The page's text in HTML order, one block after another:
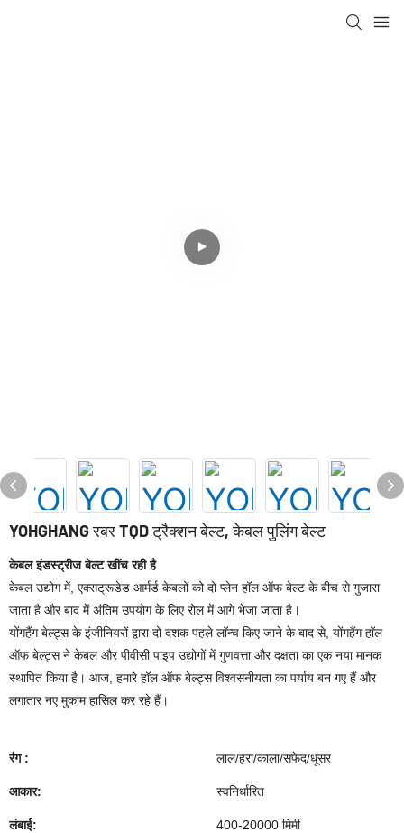
YOHGHANG रबर TQD ट्रैक्शन बेल्ट, केबल पुलिंग बेल्ट
केबल इंडस्ट्रीज बेल्ट खींच रही है
केबल उद्योग में, एक्सट्रूडेड आर्मर्ड केबलों को दो प्लेन हॉल ऑफ बेल्ट के बीच से गुजारा
जाता है और बाद में अंतिम उपयोग के लिए रोल में आगे भेजा जाता है।
योंगहैंग बेल्ट्स के इंजीनियरों द्वारा दो दशक पहले लॉन्च किए जाने के बाद से, योंगहैंग हॉल
ऑफ बेल्ट्स ने केबल और पीवीसी पाइप उद्योगों में गुणवत्ता और दक्षता का एक नया मानक
स्थापित किया है। आज, हमारे हॉल ऑफ बेल्ट्स विश्वसनीयता का पर्याय बन गए हैं और
लगातार नए मुकाम हासिल कर रहे हैं।
रंग : लाल/हरा/काला/सफेद/धूसर
आकार: स्वनिर्धारित
लंबाई: 400-20000 मिमी